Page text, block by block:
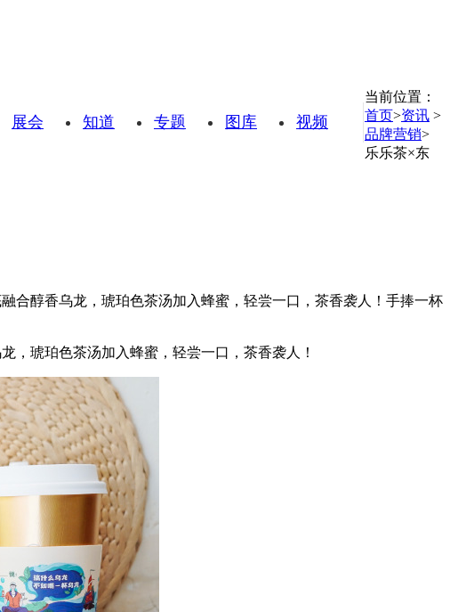
展会 知道 专题 图库 视频
当前位置：
首页>资讯 >
品牌营销>
乐乐茶×东
合醇香乌龙，琥珀色茶汤加入蜂蜜，轻尝一口，茶香袭人！手捧一杯
，琥珀色茶汤加入蜂蜜，轻尝一口，茶香袭人！